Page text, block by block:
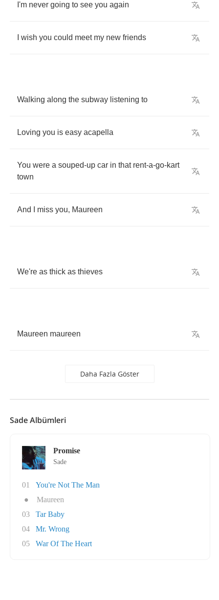
I'm never going to see you again
wish you could meet my new friends
Walking along the subway listening to
Loving you is easy acapella
You were a souped-up car in that rent-a-go-kart
town
And miss you, Maureen
We're as thick as thieves
Maureen maureen
Daha Fazla Göster
Sade Albümleri
Promise
Sade
01
You're Not The Man
●
Maureen
03
Tar Baby
04
Mr. Wrong
05
War Of The Heart